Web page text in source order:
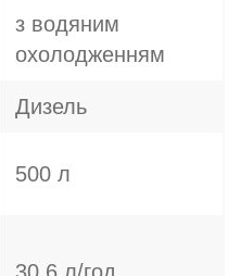
з водяним
охолодженням
Дизель
500 л